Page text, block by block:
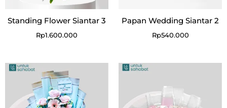
Standing Flower Siantar 3
Rp1.600.000
Papan Wedding Siantar 2
Rp540.000